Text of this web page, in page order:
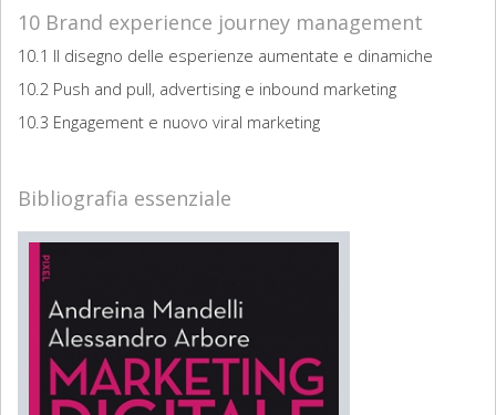
10 Brand experience journey management
10.1 Il disegno delle esperienze aumentate e dinamiche
10.2 Push and pull, advertising e inbound marketing
10.3 Engagement e nuovo viral marketing
Bibliografia essenziale